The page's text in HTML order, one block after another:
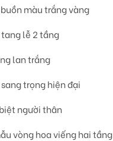
màu trắng vàng
lễ 2 tầng
lan trắng
trọng hiện đại
người thân
vòng hoa viếng hai tầng